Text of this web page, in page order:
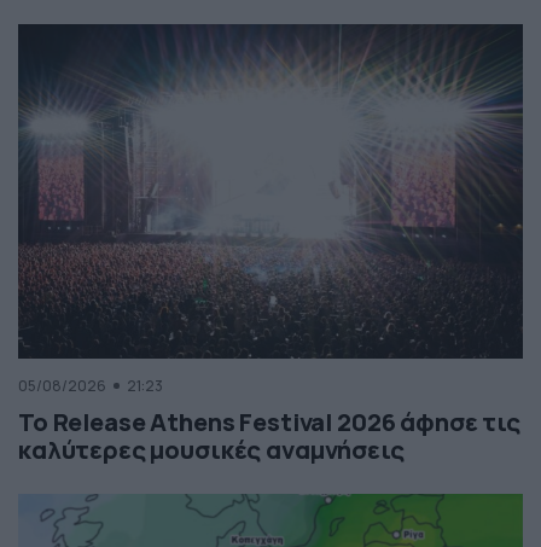
05/08/2026 21:23
Το Release Athens Festival 2026 άφησε τις
καλύτερες μουσικές αναμνήσεις